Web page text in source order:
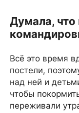
Думала, что
Всё это время
постели,
над ней и
чтобы
переживали